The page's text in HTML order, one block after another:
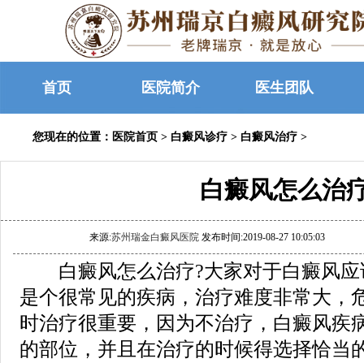
首页 医院简介 医生团队
您现在的位置： 医院首页 > 白癜风诊疗 > 白癜风治疗 >
白癜风怎么治
来源:苏州瑞金白癜风医院 发布时间:2019-08-27 10:05:03
白癜风怎么治疗?大家对于白癜风应
是个很常见的疾病，治疗难度非常大，
时治疗很重要，因为不治疗，白癜风疾
的部位，并且在治疗的时候得选择恰当